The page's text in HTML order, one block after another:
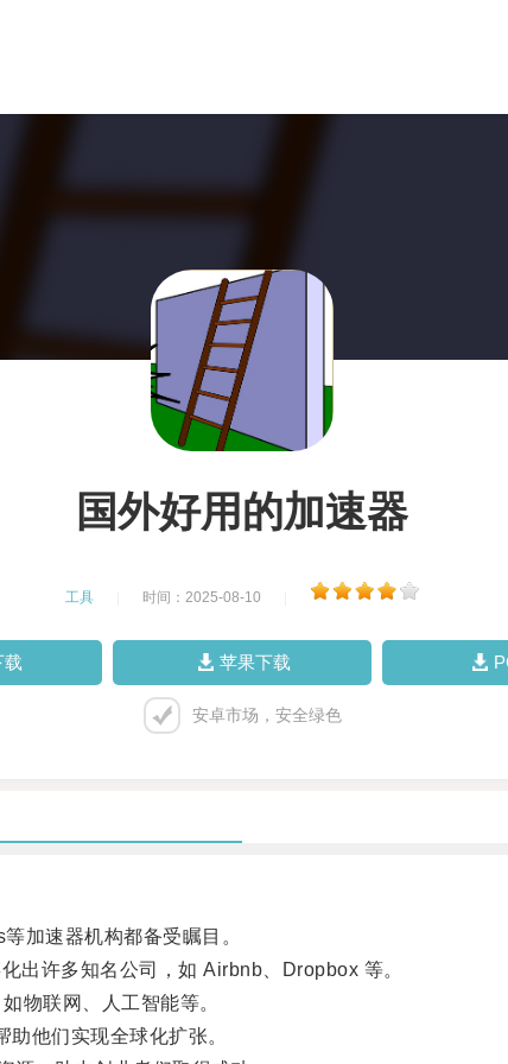
国外好用的加速器
工具 时间：2025-08-10
载 苹果下载
安卓市场，安全绿色
速器机构都备受瞩目。
许多知名公司，如 Airbnb、Dropbox 等。
物联网、人工智能等。
他们实现全球化扩张。